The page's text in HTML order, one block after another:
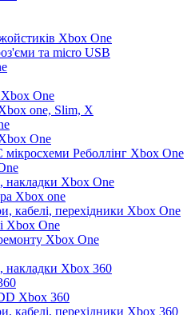
Xbox One
та micro USB
One
one, Slim, X
One
Реболлінг Xbox One
накладки Xbox One
Xbox one
кабелі, перехідники Xbox One
Xbox One
Xbox One
накладки Xbox 360
Xbox 360
кабелі, перехідники Xbox 360